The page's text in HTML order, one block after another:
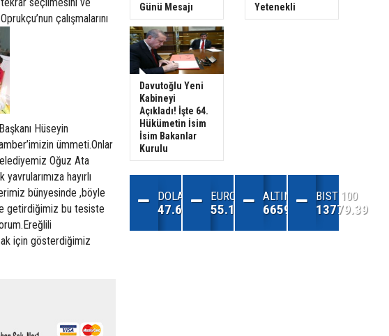
çalışmalarını
Hüseyin
ümmeti.Onlar
Oğuz Ata
hayırlı
bünyesinde ,böyle
getirdiğimiz bu tesiste
için gösterdiğimiz
Günü Mesajı
Yetenekli
Davutoğlu Yeni
Kabineyi
Açıkladı! İşte 64.
Hükümetin İsim
İsim Bakanlar
Kurulu
DOLAR
47.68
EURO
55.13
ALTIN
6659.71
BIST 100
13779.39